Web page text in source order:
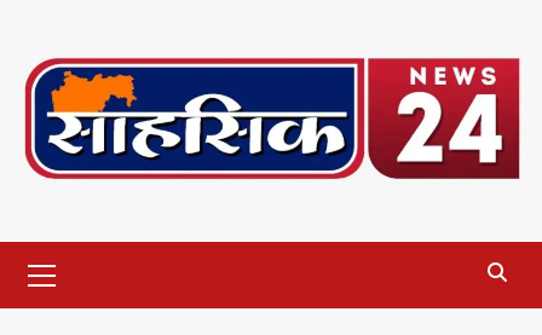
content
Menu